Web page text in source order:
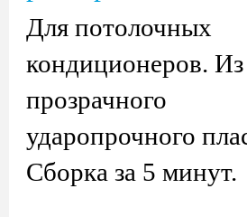
Для потолочных
кондиционеров. Из
прозрачного
ударопрочного
Сборка за 5 минут.